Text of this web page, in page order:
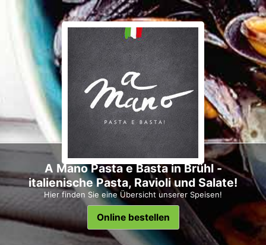
A Mano Pasta e Basta in Brühl -
italienische Pasta, Ravioli und Salate!
Hier finden Sie eine Übersicht unserer Speisen!
Online bestellen